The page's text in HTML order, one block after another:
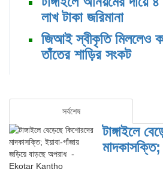
লাখ টাকা জরিমানা
জিআই স্বীকৃতি মিললেও
তাঁতের শাড়ির সংকট
সর্বশেষ
টাঙ্গাইলে
মাদকাসক্তি;